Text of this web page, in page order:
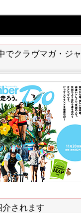
でクラヴマガ・ジャ
されます